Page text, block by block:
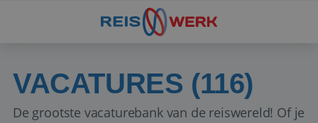
VACATURES (116)
De grootste vacaturebank van de reiswereld! Of je